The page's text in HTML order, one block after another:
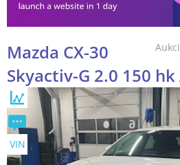
Mazda CX-30
Skyactiv-G 2.0 150
VIN